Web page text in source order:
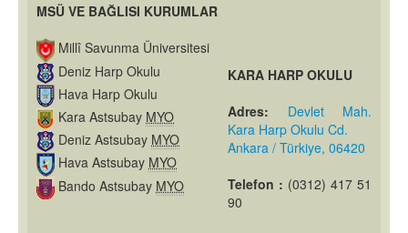
MSÜ VE BAĞLISI KURUMLAR
Millî Savunma Üniversitesi
Deniz Harp Okulu
Hava Harp Okulu
Kara Astsubay MYO
Deniz Astsubay MYO
Hava Astsubay MYO
Bando Astsubay MYO
KARA HARP OKULU
Adres:
Devlet Mah.
Kara Harp Okulu Cd.
Ankara / Türkiye, 06420
Telefon : (0312) 417 51
90